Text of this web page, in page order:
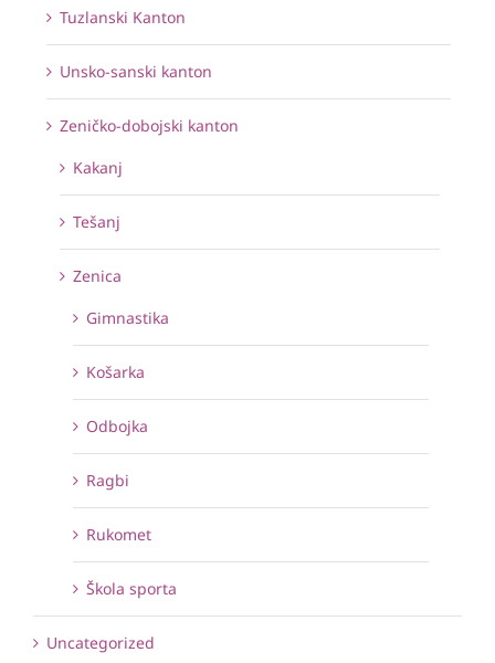
Tuzlanski Kanton
Unsko-sanski kanton
Zeničko-dobojski kanton
Kakanj
Tešanj
Zenica
Gimnastika
Košarka
Odbojka
Ragbi
Rukomet
Škola sporta
Uncategorized